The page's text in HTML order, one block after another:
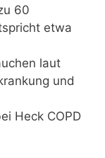
60
etwa
laut
und
Heck COPD